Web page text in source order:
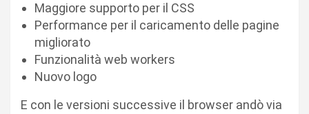
Maggiore supporto per il CSS
Performance per il caricamento delle pagine
migliorato
Funzionalità web workers
Nuovo logo
E con le versioni successive il browser andò via